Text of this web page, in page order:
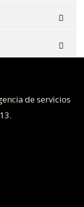
de servicios